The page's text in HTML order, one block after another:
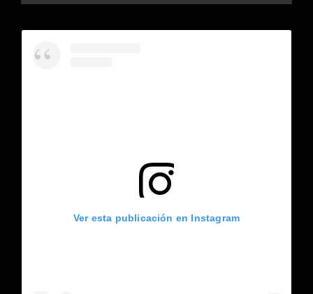
Ver esta publicación en Instagram